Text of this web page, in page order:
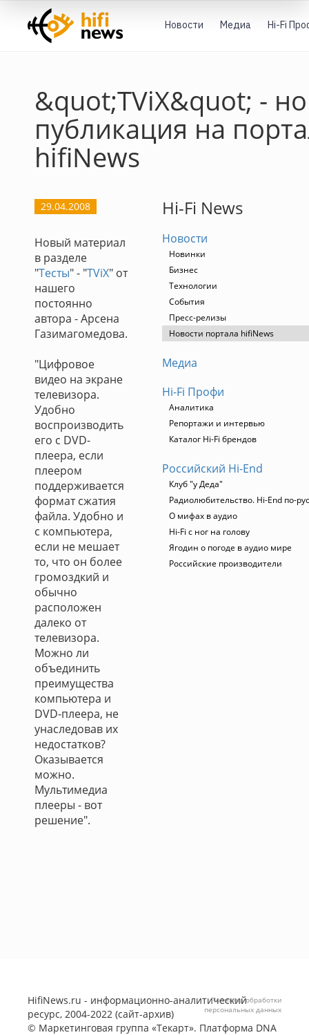
Новости Медиа Hi-Fi
&quot;TViX&quot; -
публикация на
hifiNews
29.04.2008
Новый материал
в разделе
"Тесты" - "TViX" от
нашего
постоянно
автора - Арсена
Газимагомедова.
"Цифровое
видео на экране
телевизора.
Удобно
воспроизводить
его с DVD-
плеера, если
плеером
поддерживается
формат сжатия
файла. Удобно и
с компьютера,
если не мешает
то, что он более
громоздкий и
обычно
расположен
далеко от
телевизора.
Можно ли
объединить
преимущества
компьютера и
DVD-плеера, не
унаследовав их
недостатков?
Оказывается
можно.
Мультимедиа
плееры - вот
решение".
Hi-Fi News
Новости
Новинки
Бизнес
Технологии
События
Пресс-релизы
Новости портала hifiNews
Медиа
Hi-Fi Профи
Аналитика
Репортажи и интервью
Каталог Hi-Fi брендов
Российский Hi-End
Клуб "у Деда"
Радиолюбительство. Hi-End по-
О мифах в аудио
Hi-Fi с ног на голову
Ягодин о погоде в аудио мире
Российские производители
HifiNews.ru - информационно-аналитический
ресурс, 2004-2022 (сайт-архив)
© Маркетинговая группа «Текарт». Платформа DNA
Политика обработки
персональных данных